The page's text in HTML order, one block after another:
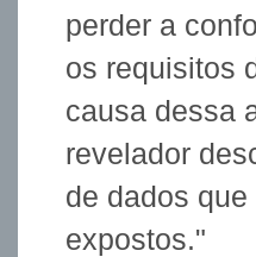
perder a
os requisitos
causa dessa
revelador
de dados que
expostos."